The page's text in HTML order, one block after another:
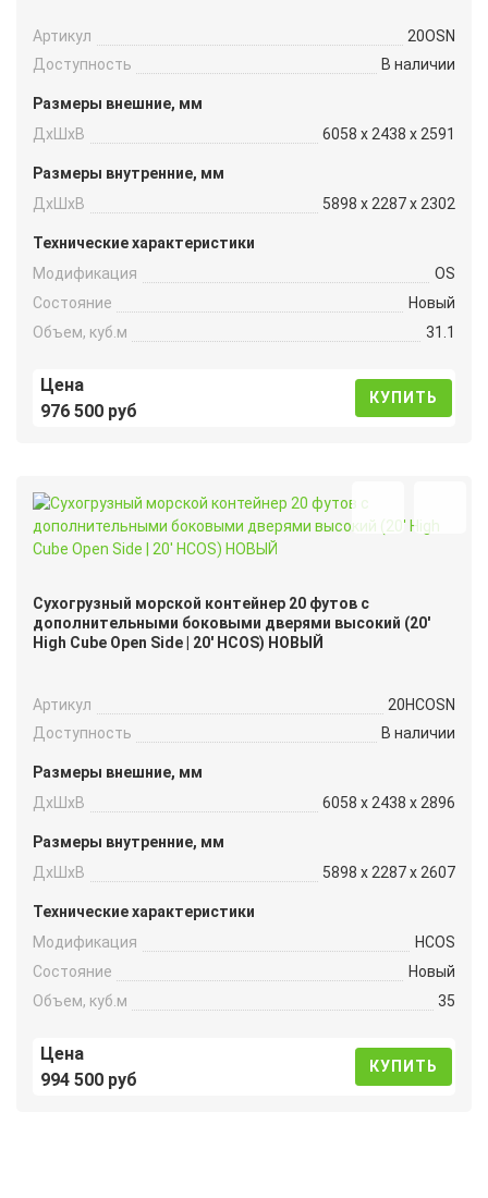
Артикул
20OSN
Доступность
В наличии
Размеры внешние, мм
ДxШxВ
6058 x 2438 x 2591
Размеры внутренние, мм
ДxШxВ
5898 x 2287 x 2302
Технические характеристики
Модификация
OS
Состояние
Новый
Объем, куб.м
31.1
Цена
976 500 руб
КУПИТЬ
Сухогрузный морской контейнер 20 футов с
дополнительными боковыми дверями высокий (20′
High Cube Open Side | 20′ HCOS) НОВЫЙ
Артикул
20HCOSN
Доступность
В наличии
Размеры внешние, мм
ДxШxВ
6058 x 2438 x 2896
Размеры внутренние, мм
ДxШxВ
5898 x 2287 x 2607
Технические характеристики
Модификация
HCOS
Состояние
Новый
Объем, куб.м
35
Цена
994 500 руб
КУПИТЬ